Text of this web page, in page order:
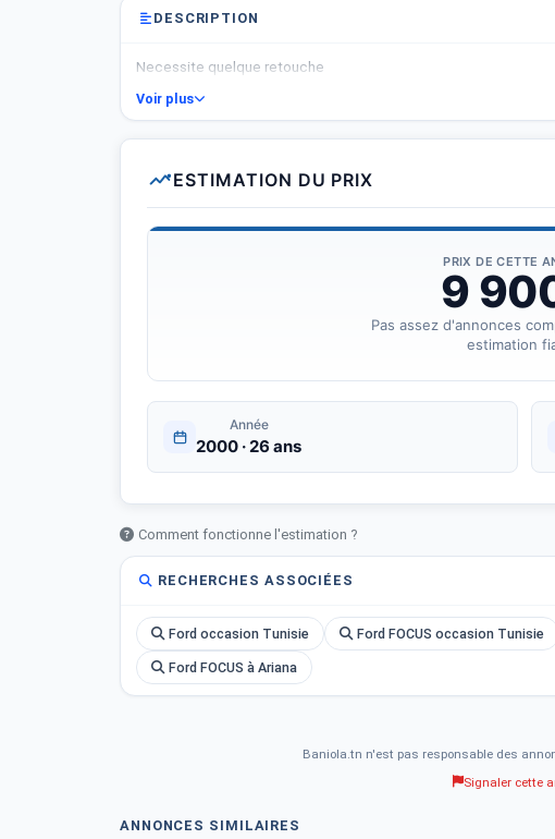
DESCRIPTION
Necessite quelque retouche
Voir plus
ESTIMATION DU PRIX
PRIX DE CETTE
9
Pas assez d'annonces
estimation
Année
2000 · 26 ans
Comment fonctionne l'estimation ?
RECHERCHES ASSOCIÉES
Ford occasion Tunisie Ford FOCUS occasion Tunisie
Ford FOCUS à Ariana
Baniola.tn n'est pas responsable des
Signaler cette
ANNONCES SIMILAIRES